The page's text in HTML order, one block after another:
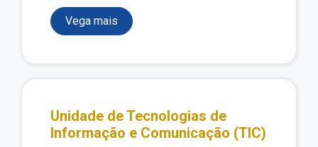
Vega mais
Unidade de Tecnologias de
Informação e Comunicação (TIC)